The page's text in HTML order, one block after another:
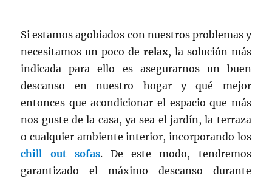
Si estamos agobiados con nuestros problemas y
necesitamos un poco de relax, la solución más
indicada para ello es asegurarnos un buen
descanso en nuestro hogar y qué mejor
entonces que acondicionar el espacio que más
nos guste de la casa, ya sea el jardín, la terraza
o cualquier ambiente interior, incorporando los
chill out sofas. De este modo, tendremos
garantizado el máximo descanso durante